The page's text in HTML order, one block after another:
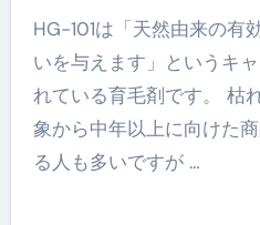
HG-101は「天然由来の有効成分が枯れた頭皮に潤
いを与えます」というキ
れている育毛剤です。 枯
象から中年以上に向けた
る人も多いですが …